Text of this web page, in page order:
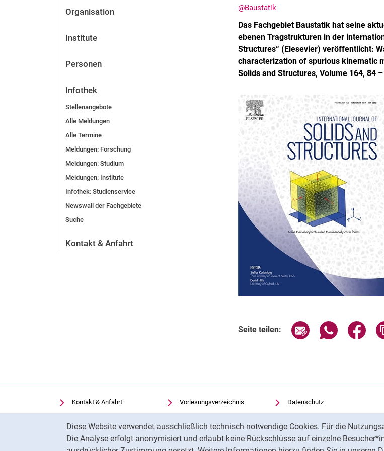
Diese Website verwendet ausschließlich technisch notwendige Cookies. Für die
Die Analyse erfolgt anonymisiert und erlaubt keine Rückschlüsse auf einzelne
Organisation
Institute
Personen
Infothek
Stellenangebote
Alle Meldungen
Alle Termine
Meldungen: Forschung
Meldungen: Stu­di­um
Meldungen: Institute
Infothek: Studienservice
Newswall der Fachgebiete
Suche
Kontakt & Anfahrt
@Baustatik
Das Fachgebiet Baustatik hat seine
ebenen Tragstrukturen in der
Structures“ (Elesevier) veröffentlicht:
characterization of spurious kinematic
Solids and Structures, Volume 164, 84
Seite teilen: Seite über E-Mail
Seite über
Kontakt & Anfahrt
Einrichtungen suchen
Stellenangebote
Cookie-Einstellungen
Vorlesungsverzeichnis
Uni-Bibliothek
Moodle
Panopto
Datenschutz
Barrierefreiheit
Transparenter KI-Einsatz
Impressum